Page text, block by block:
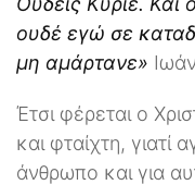
ουδέ εγώ σε
μη αμάρτανε»
Έτσι φέρεται ο
και φταίχτη, γιατί
άνθρωπο και για